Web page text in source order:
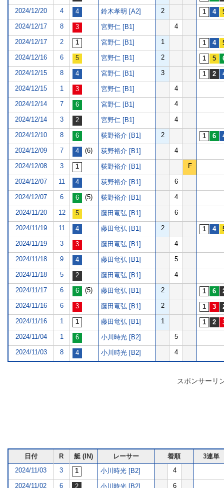
2024/12/20 4 鈴木孝明 [A2] 2
2024/12/17 8 宮野仁 [B1] 4
2024/12/17 2 宮野仁 [B1] 1
2024/12/16 6 宮野仁 [B1] 2
2024/12/15 8 宮野仁 [B1] 3
2024/12/15 1 宮野仁 [B1] 4
2024/12/14 7 宮野仁 [B1] 4
2024/12/14 3 宮野仁 [B1] 4
2024/12/10 8 荻野裕介 [B1] 2
2024/12/09 7 (6) 荻野裕介 [B1] 4
2024/12/08 3 荻野裕介 [B1] F
2024/12/07 11 荻野裕介 [B1] 6
2024/12/07 6 (5) 荻野裕介 [B1] 4
2024/11/20 12 藤田竜弘 [B1] 6
2024/11/19 11 藤田竜弘 [B1] 2
2024/11/19 3 藤田竜弘 [B1] 4
2024/11/18 9 藤田竜弘 [B1] 5
2024/11/18 5 藤田竜弘 [B1] 4
2024/11/17 6 (5) 藤田竜弘 [B1] 2
2024/11/16 6 藤田竜弘 [B1] 2
2024/11/16 1 藤田竜弘 [B1] 1
2024/11/04 1 小川時光 [B2] 5
2024/11/03 8 小川時光 [B2] 4
スポンサーリ
日付 R 艇 (IN) レーサー 着順
3連単
2024/11/03
3 小川時光 [B2] 4
2024/11/02 6 小川時光 [B2] 6